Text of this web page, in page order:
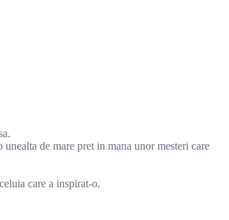
de mare pret in mana unor mesteri care
care a inspirat-o.